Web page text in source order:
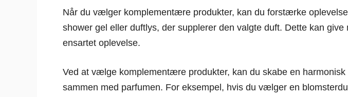
Når du vælger komplementære produkter, kan du forstærke
shower gel eller duftlys, der supplerer den valgte duft. Dette kan
ensartet oplevelse.
Ved at vælge komplementære produkter, kan du skabe en
sammen med parfumen. For eksempel, hvis du vælger en